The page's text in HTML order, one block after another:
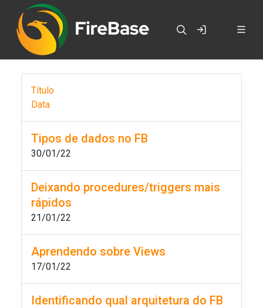
Título
Data
Tipos de dados no FB
30/01/22
Deixando procedures/triggers mais
rápidos
21/01/22
Aprendendo sobre Views
17/01/22
Identificando qual arquitetura do FB